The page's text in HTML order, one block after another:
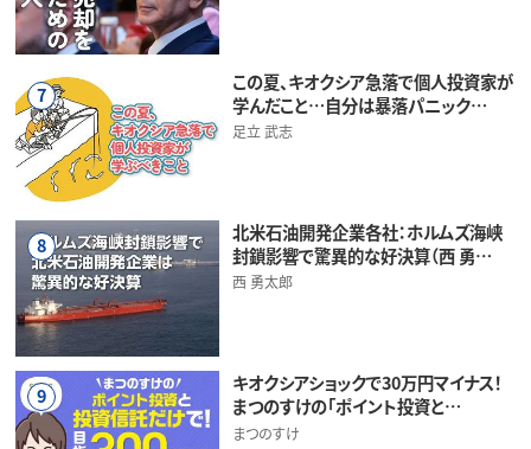
7
この夏、キオクシア急落で個人投資家が
学んだこと…自分は暴落パニック…
足立 武志
8
北米石油開発企業各社：ホルムズ海峡
封鎖影響で驚異的な好決算（西 勇…
西 勇太郎
9
キオクシアショックで30万円マイナス！
まつのすけの「ポイント投資と…
まつのすけ